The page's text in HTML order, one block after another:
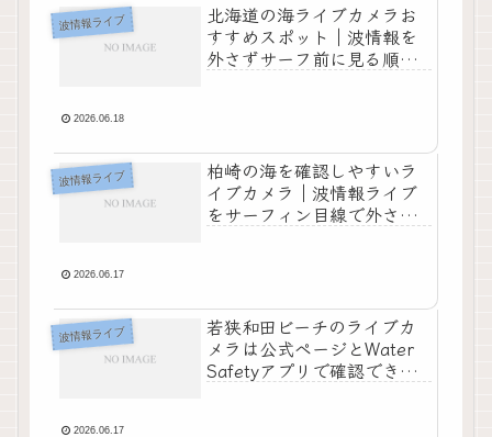
波情報ライブ
北海道の海ライブカメラお
すすめスポット｜波情報を
外さずサーフ前に見る順番
2026.06.18
波情報ライブ
柏崎の海を確認しやすいラ
イブカメラ｜波情報ライブ
をサーフィン目線で外さな
2026.06.17
波情報ライブ
若狭和田ビーチのライブカ
メラは公式ページとWater
Safetyアプリで確認できる
2026.06.17